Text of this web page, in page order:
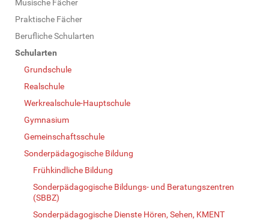
Musische Fächer
Praktische Fächer
Berufliche Schularten
Schularten
Grundschule
Realschule
Werkrealschule-Hauptschule
Gymnasium
Gemeinschaftsschule
Sonderpädagogische Bildung
Frühkindliche Bildung
Sonderpädagogische Bildungs- und Beratungszentren
(SBBZ)
Sonderpädagogische Dienste Hören, Sehen, KMENT